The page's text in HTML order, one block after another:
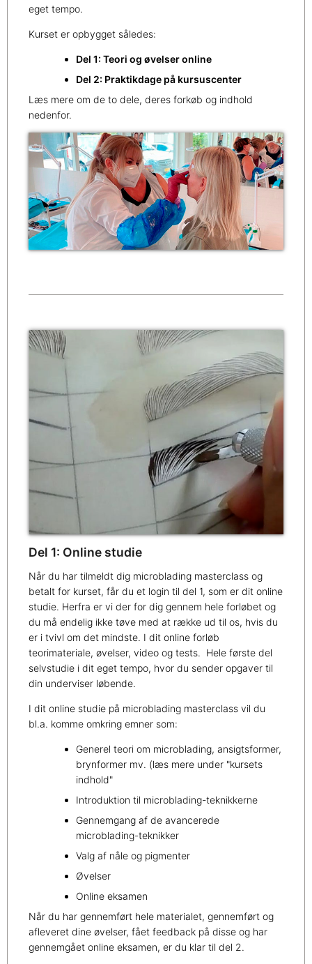
eget tempo.
Kurset er opbygget således:
Del 1: Teori og øvelser online
Del 2: Praktikdage på kursuscenter
Læs mere om de to dele, deres forkøb og indhold
nedenfor.
Del 1: Online studie
Når du har tilmeldt dig microblading masterclass og
betalt for kurset, får du et login til del 1, som er dit online
studie. Herfra er vi der for dig gennem hele forløbet og
du må endelig ikke tøve med at række ud til os, hvis du
er i tvivl om det mindste. I dit online forløb
teorimateriale, øvelser, video og tests. Hele første del
selvstudie i dit eget tempo, hvor du sender opgaver til
din underviser løbende.
I dit online studie på microblading masterclass vil du
bl.a. komme omkring emner som:
Generel teori om microblading, ansigtsformer,
brynformer mv. (læs mere under "kursets
indhold"
Introduktion til microblading-teknikkerne
Gennemgang af de avancerede
microblading-teknikker
Valg af nåle og pigmenter
Øvelser
Online eksamen
Når du har gennemført hele materialet, gennemført og
afleveret dine øvelser, fået feedback på disse og har
gennemgået online eksamen, er du klar til del 2.